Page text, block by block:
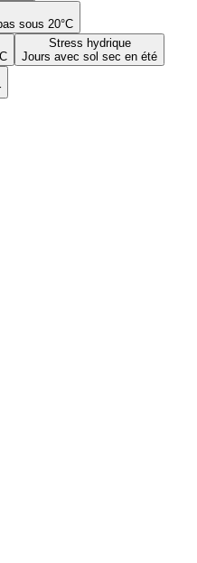
sous 20°C
Stress hydrique
Jours avec sol sec en été